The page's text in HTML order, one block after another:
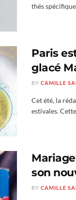
thés
Paris
glacé
BY CAMILLE
Cet été, la
estivales.
son
BY CAMILLE